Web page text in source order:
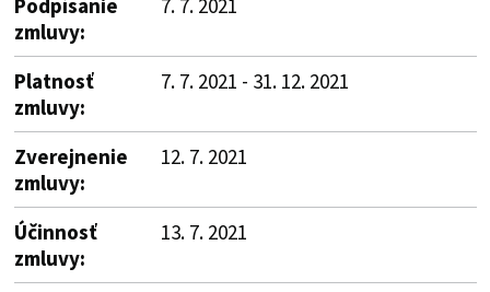
zmluvy:
Platnosť
zmluvy:
7. 7. 2021 - 31. 12. 2021
Zverejnenie
zmluvy:
12. 7. 2021
Účinnosť
zmluvy:
13. 7. 2021